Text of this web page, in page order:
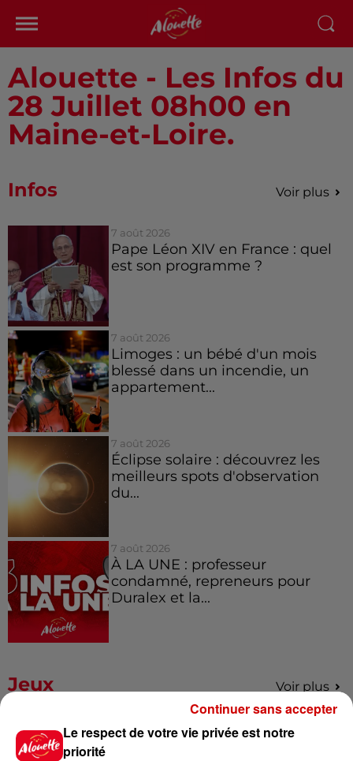
Alouette - Les Infos du
28 Juillet 08h00 en
Maine-et-Loire.
Infos Voir plus
7 août 2026
Pape Léon XIV en France : quel
est son programme ?
7 août 2026
Limoges : un bébé d'un mois
blessé dans un incendie, un
appartement...
7 août 2026
Éclipse solaire : découvrez les
meilleurs spots d'observation
du...
7 août 2026
À LA UNE : professeur
condamné, repreneurs pour
Duralex et la...
Jeux Voir plus
Gagnez vos places pour le
festival Marché Gourmand 2026
Le respect de votre vie privée est notre
priorité
Continuer sans accepter